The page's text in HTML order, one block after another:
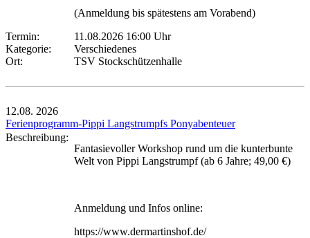
(Anmeldung bis spätestens am Vorabend)
Termin:
11.08.2026 16:00 Uhr
Kategorie:
Verschiedenes
Ort:
TSV Stockschützenhalle
12.08. 2026
Ferienprogramm-Pippi Langstrumpfs Ponyabenteuer
Beschreibung:
Fantasievoller Workshop rund um die kunterbunte
Welt von Pippi Langstrumpf (ab 6 Jahre; 49,00 €)
Anmeldung und Infos online:
https://www.dermartinshof.de/